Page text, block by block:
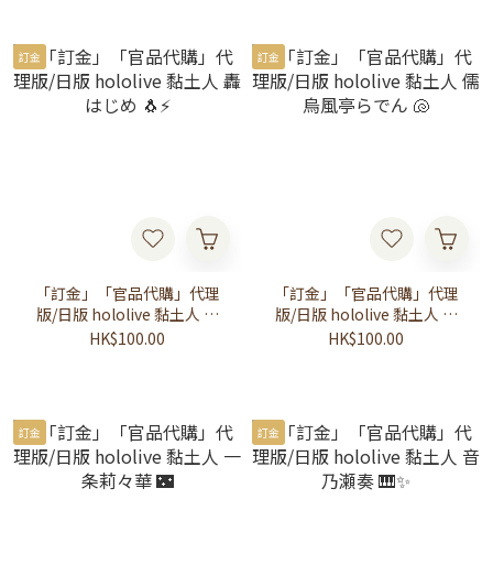
訂金
「訂金」「官品代購」代理
版/日版 hololive 黏土人 轟
はじめ 🐧⚡️
HK$100.00
訂金
「訂金」「官品代購」代理
版/日版 hololive 黏土人 儒
烏風亭らでん 🐚
HK$100.00
訂金 訂金